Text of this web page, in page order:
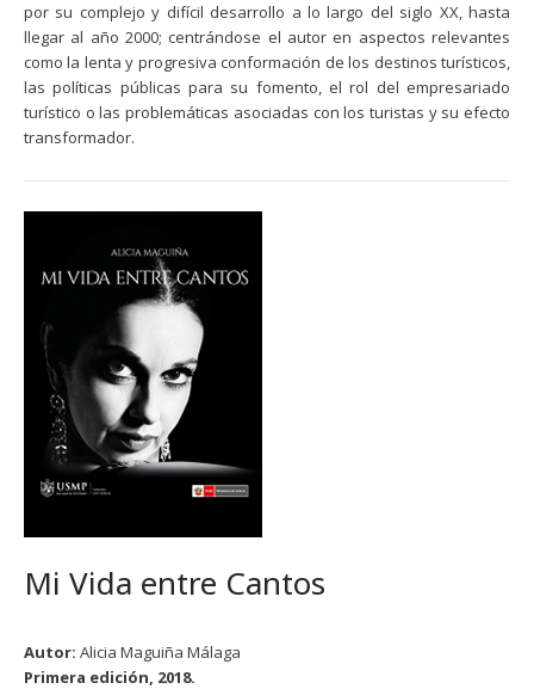
por su complejo y difícil desarrollo a lo largo del siglo XX, hasta
llegar al año 2000; centrándose el autor en aspectos relevantes
como la lenta y progresiva conformación de los destinos turísticos,
las políticas públicas para su fomento, el rol del empresariado
turístico o las problemáticas asociadas con los turistas y su efecto
transformador.
Mi Vida entre Cantos
Autor: Alicia Maguiña Málaga
Primera edición, 2018.